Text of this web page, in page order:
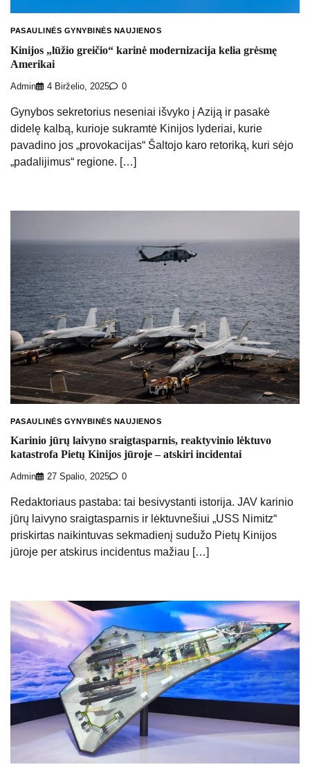
PASAULINĖS GYNYBINĖS NAUJIENOS
Kinijos „lūžio greičio“ karinė modernizacija kelia grėsmę
Amerikai
Admin 4 Birželio, 2025 0
Gynybos sekretorius neseniai išvyko į Aziją ir pasakė
didelę kalbą, kurioje sukramtė Kinijos lyderiai, kurie
pavadino jos „provokacijas“ Šaltojo karo retoriką, kuri sėjo
„padalijimus“ regione. […]
PASAULINĖS GYNYBINĖS NAUJIENOS
Karinio jūrų laivyno sraigtasparnis, reaktyvinio lėktuvo
katastrofa Pietų Kinijos jūroje – atskiri incidentai
Admin 27 Spalio, 2025 0
Redaktoriaus pastaba: tai besivystanti istorija. JAV karinio
jūrų laivyno sraigtasparnis ir lėktuvnešiui „USS Nimitz“
priskirtas naikintuvas sekmadienį sudužo Pietų Kinijos
jūroje per atskirus incidentus mažiau […]